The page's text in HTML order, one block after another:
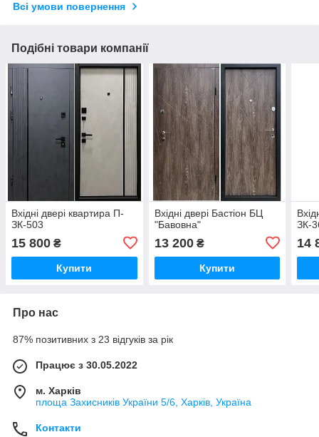
Всі умови повернення
Подібні товари компанії
Вхідні двері квартира П-
ЗК-503
15 800 ₴
Купити
Вхідні двері Бастіон БЦ
"Бавовна"
13 200₴
Купити
ЗК-
14
Про нас
87% позитивних з 23 відгуків за рік
Працює з 30.05.2022
м. Харків
площа Захисників України 5/6, Харків, Україна
Контакти